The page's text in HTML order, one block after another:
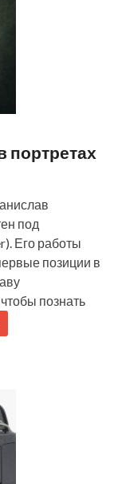
портретах
под
Его работы
позиции в
познать